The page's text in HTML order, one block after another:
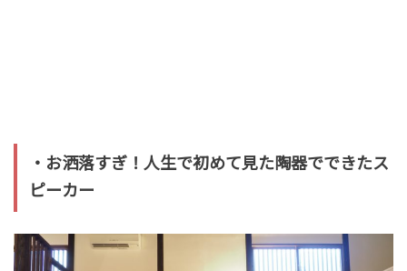
・お洒落すぎ！人生で初めて見た陶器でできたス
ピーカー